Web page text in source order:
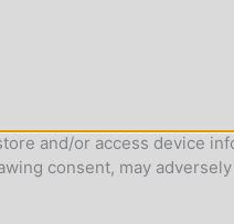
and/or access device
consent, may